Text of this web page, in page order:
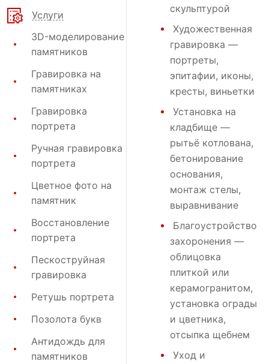
Услуги
3D-моделирование
памятников
Гравировка на
памятниках
Гравировка
портрета
Ручная гравировка
портрета
Цветное фото на
памятник
Восстановление
портрета
Пескоструйная
гравировка
Ретушь портрета
Позолота букв
Антидождь для
памятников
скульптурой
Художественная
гравировка —
портреты,
эпитафии, иконы,
кресты, виньетки
Установка на
кладбище —
рытьё котлована,
бетонирование
основания,
монтаж стелы,
выравнивание
Благоустройство
захоронения —
облицовка
плиткой или
керамогранитом,
установка ограды
и цветника,
отсыпка щебнем
Уход и